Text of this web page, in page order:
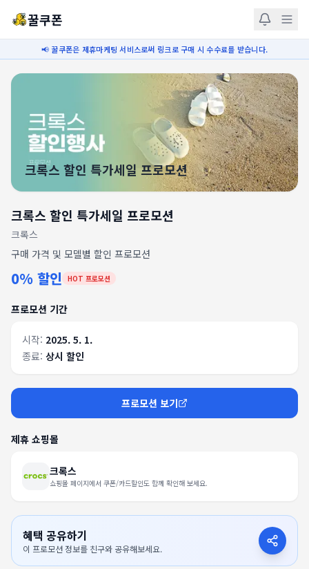
꿀쿠폰
📢 꿀쿠폰은 제휴마케팅 서비스로써 링크로 구매 시 수수료를 받습니다.
크록스 할인 특가세일 프로모션
크록스 할인 특가세일 프로모션
크록스
구매 가격 및 모델별 할인 프로모션
0% 할인 HOT 프로모션
프로모션 기간
시작: 2025. 5. 1.
종료: 상시 할인
프로모션 보기
제휴 쇼핑몰
크록스
쇼핑몰 페이지에서 쿠폰/카드할인도 함께 확인해 보세요.
혜택 공유하기
이 프로모션 정보를 친구와 공유해보세요.